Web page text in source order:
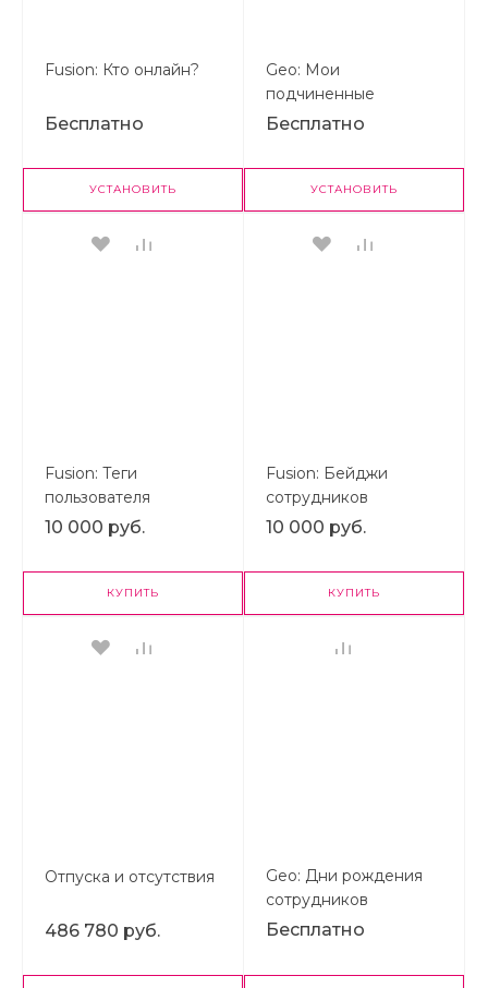
Fusion: Кто онлайн?
Бесплатно
УСТАНОВИТЬ
Geo: Мои
подчиненные
Бесплатно
УСТАНОВИТЬ
Fusion: Теги
пользователя
10 000 руб.
КУПИТЬ
Fusion: Бейджи
сотрудников
10 000 руб.
КУПИТЬ
Отпуска и отсутствия
486 780 руб.
Geo: Дни рождения
сотрудников
Бесплатно